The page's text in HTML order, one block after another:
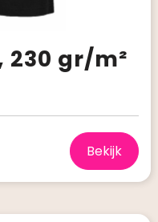
230 gr/m²
Bekijk